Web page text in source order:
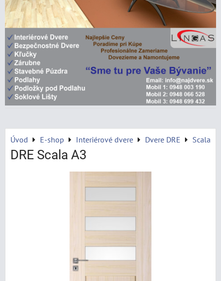
Úvod E-shop Interiérové dvere Dvere DRE Scala
DRE Scala A3